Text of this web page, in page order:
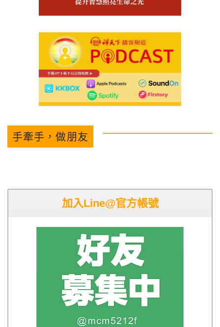
手牽手，做朋友
加入Line@官方帳號